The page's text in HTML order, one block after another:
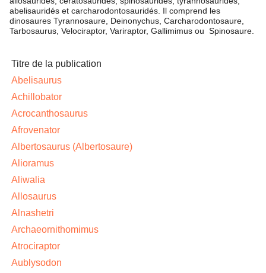
abelisauridés et carcharodontosauridés. Il comprend les
dinosaures Tyrannosaure, Deinonychus, Carcharodontosaure,
Tarbosaurus, Velociraptor, Variraptor, Gallimimus ou Spinosaure.
Titre de la publication
Abelisaurus
Achillobator
Acrocanthosaurus
Afrovenator
Albertosaurus (Albertosaure)
Alioramus
Aliwalia
Allosaurus
Alnashetri
Archaeornithomimus
Atrociraptor
Aublysodon